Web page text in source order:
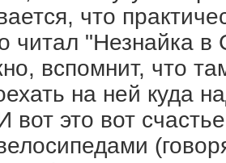
что
читал "Незнайка в
вспомнит, что
на ней куда
вот это вот